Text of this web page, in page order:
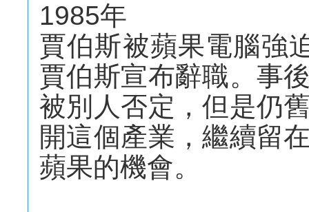
1985年
賈伯斯被蘋果電腦強
賈伯斯宣布辭職。事
被別人否定，但是仍
開這個產業，繼續留
蘋果的機會。